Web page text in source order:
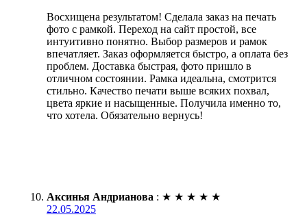
Восхищена результатом! Сделала заказ на печать
фото с рамкой. Переход на сайт простой, все
интуитивно понятно. Выбор размеров и рамок
впечатляет. Заказ оформляется быстро, а оплата без
проблем. Доставка быстрая, фото пришло в
отличном состоянии. Рамка идеальна, смотрится
стильно. Качество печати выше всяких похвал,
цвета яркие и насыщенные. Получила именно то,
что хотела. Обязательно вернусь!
Аксинья Андрианова : ★ ★ ★ ★ ★
22.05.2025